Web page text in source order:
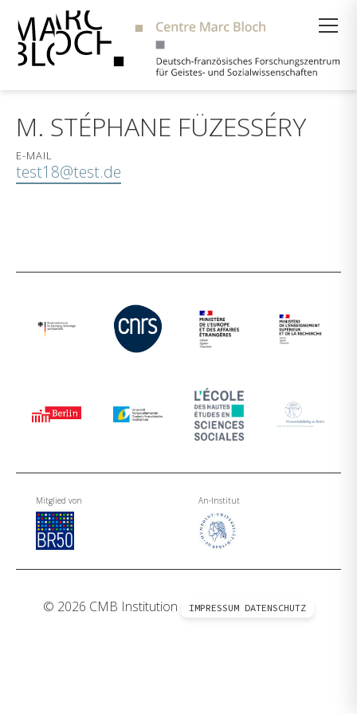
M. STÉPHANE FÜZESSÉRY
E-MAIL
test18@test.de
Mitglied von An-Institut
© 2026 CMB Institution IMPRESSUM DATENSCHUTZ